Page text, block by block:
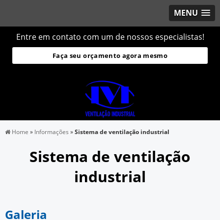
MENU
Entre em contato com um de nossos especialistas!
Faça seu orçamento agora mesmo
Home » Informações »Sistema de ventilação industrial
Sistema de ventilação
industrial
Galeria